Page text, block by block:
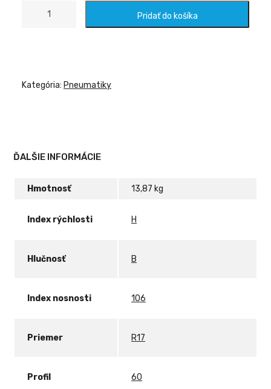
NEXEN
2
Pridať do košíka
Kategória: Pneumatiky
ĎALŠIE INFORMÁCIE
Hmotnosť 13,87 kg
Index rýchlosti H
Hlučnosť B
Index nosnosti 106
Priemer R17
Profil 60